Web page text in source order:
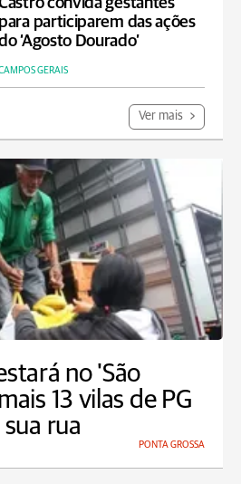
para participarem das ações
‘Agosto Dourado’
GERAIS
Ver mais
no 'São
13 vilas de PG
rua
PONTA GROSSA